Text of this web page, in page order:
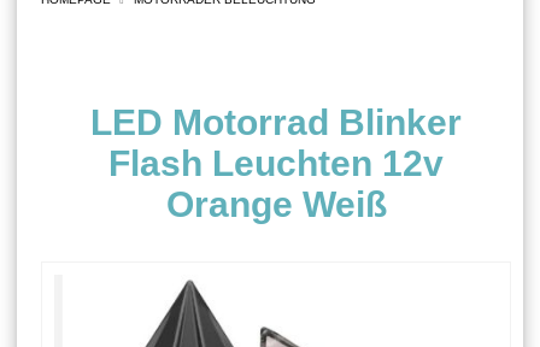
LED Motorrad Blinker
Flash Leuchten 12v
Orange Weiß